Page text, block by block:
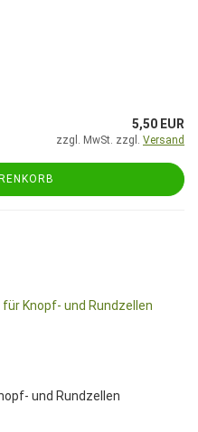
5,50 EUR
zzgl. MwSt. zzgl. Versand
und Rundzellen